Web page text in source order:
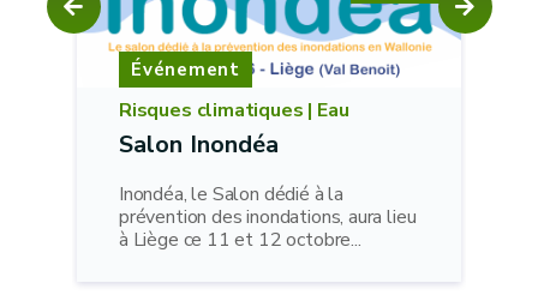
Événement
Risques climatiques | Eau
Salon Inondéa
Inondéa, le Salon dédié à la
prévention des inondations, aura lieu
à Liège ce 11 et 12 octobre...